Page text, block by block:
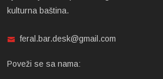
kulturna baština.
feral.bar.desk@gmail.com
Poveži se sa nama: